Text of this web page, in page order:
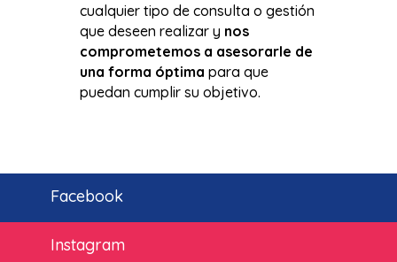
cualquier tipo de consulta o gestión
que deseen realizar y nos
comprometemos a asesorarle de
una forma óptima para que
puedan cumplir su objetivo.
Facebook
Instagram